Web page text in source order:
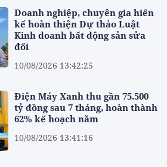
Doanh nghiệp, chuyên gia hiến
kế hoàn thiện Dự thảo Luật
Kinh doanh bất động sản sửa
đổi
10/08/2026 13:42:25
Điện Máy Xanh thu gần 75.500
tỷ đồng sau 7 tháng, hoàn thành
62% kế hoạch năm
10/08/2026 13:41:16